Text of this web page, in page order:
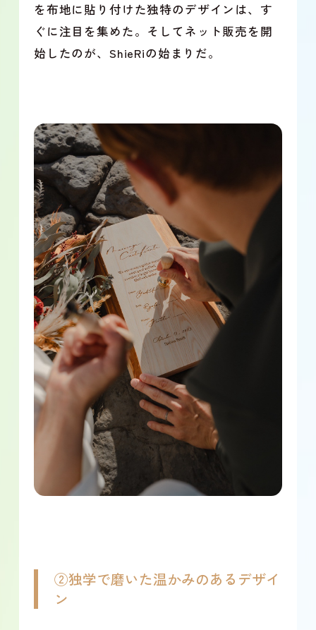
を布地に貼り付けた独特のデザインは、す
ぐに注目を集めた。そしてネット販売を開
始したのが、ShieRiの始まりだ。
②独学で磨いた温かみのあるデザイ
ン